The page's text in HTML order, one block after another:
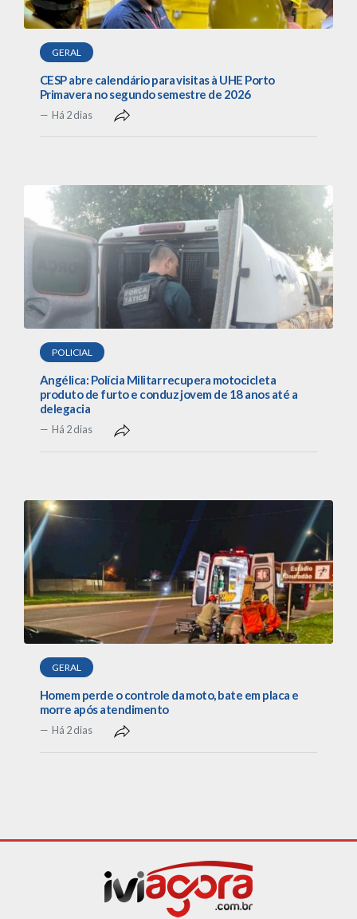
GERAL
CESP abre calendário para visitas à UHE Porto
Primavera no segundo semestre de 2026
Há 2 dias
POLICIAL
Angélica: Polícia Militar recupera motocicleta
produto de furto e conduz jovem de 18 anos até a
delegacia
Há 2 dias
GERAL
Homem perde o controle da moto, bate em placa e
morre após atendimento
Há 2 dias